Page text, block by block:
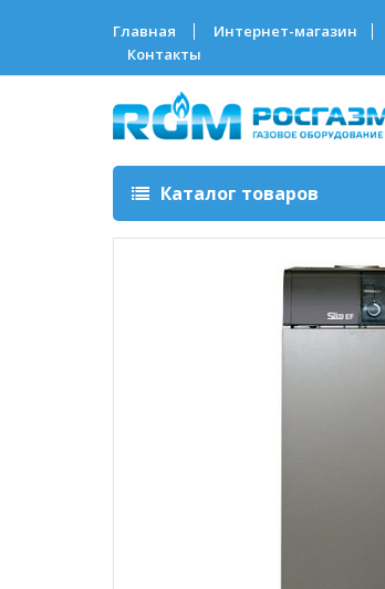
Главная Интернет-магазин
Контакты
Каталог товаров